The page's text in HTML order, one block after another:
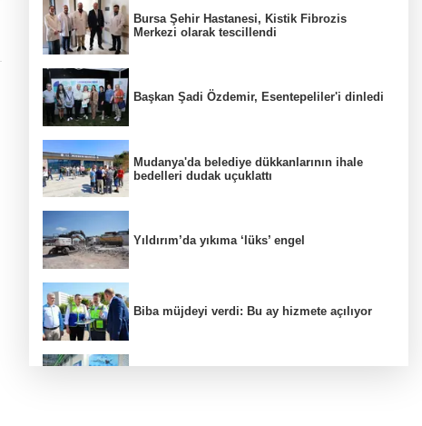
Bursa Şehir Hastanesi, Kistik Fibrozis
Merkezi olarak tescillendi
Başkan Şadi Özdemir, Esentepeliler'i dinledi
Mudanya'da belediye dükkanlarının ihale
bedelleri dudak uçuklattı
Yıldırım’da yıkıma ‘lüks’ engel
Biba müjdeyi verdi: Bu ay hizmete açılıyor